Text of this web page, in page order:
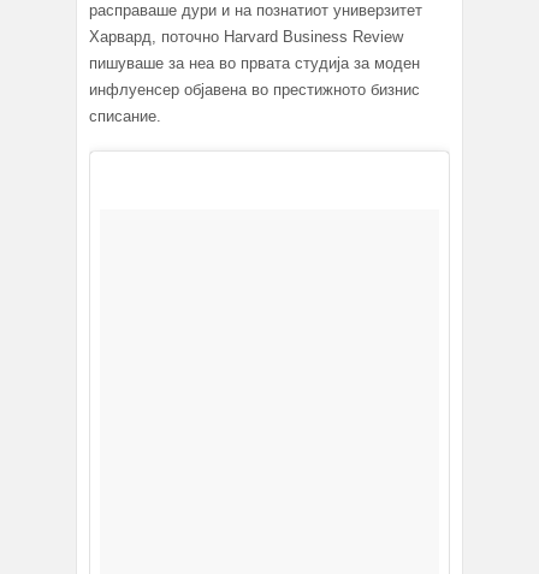
расправаше дури и на познатиот универзитет
Харвард, поточно Harvard Business Review
пишуваше за неа во првата студија за моден
инфлуенсер објавена во престижното бизнис
списание.